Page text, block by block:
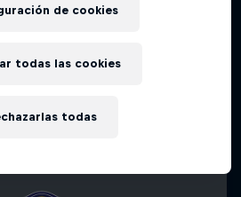
de cookies
todas
todas las cookies